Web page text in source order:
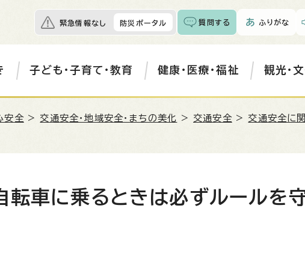
緊急情報なし 防災ポータル 質問する ふりがな
子ども・子育て・教育 健康・医療・福祉 観光・
安全> 交通安全・地域安全・まちの美化 > 交通安全 > 交通安全に
車に乗るときは必ずルールを守